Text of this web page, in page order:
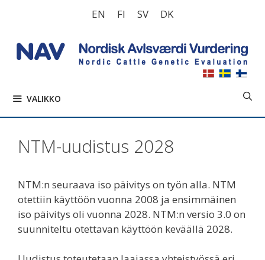
EN FI SV DK
VALIKKO
NTM-uudistus 2028
NTM:n seuraava iso päivitys on työn alla. NTM
otettiin käyttöön vuonna 2008 ja ensimmäinen
iso päivitys oli vuonna 2028. NTM:n versio 3.0 on
suunniteltu otettavan käyttöön keväällä 2028.